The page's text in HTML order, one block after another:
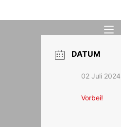
Inhalt
DATUM
02 Juli 2024
Vorbei!